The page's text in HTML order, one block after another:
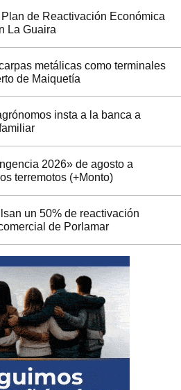
de Reactivación Económica
La Guaira
metálicas como terminales
de Maiquetía
insta a la banca a
2026» de agosto a
terremotos (+Monto)
un 50% de reactivación
de Porlamar